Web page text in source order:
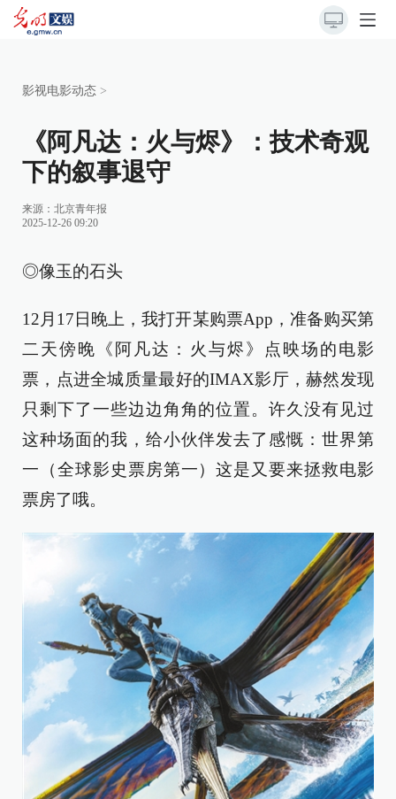
影视电影动态 >
《阿凡达：火与烬》：技术奇观
下的叙事退守
来源： 北京青年报
2025-12-26 09:20
◎像玉的石头
12月17日晚上，我打开某购票App，准备购买第
二天傍晚《阿凡达：火与烬》点映场的电影
票，点进全城质量最好的IMAX影厅，赫然发现
只剩下了一些边边角角的位置。许久没有见过
这种场面的我，给小伙伴发去了感慨：世界第
一（全球影史票房第一）这是又要来拯救电影
票房了哦。